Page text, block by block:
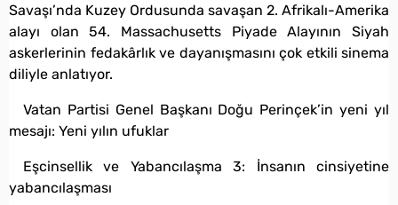
Savaşı’nda Kuzey Ordusunda savaşan 2. Afrikalı-Amerika
alayı olan 54. Massachusetts Piyade Alayının Siyah
askerlerinin fedakârlık ve dayanışmasını çok etkili sinema
diliyle anlatıyor.
Vatan Partisi Genel Başkanı Doğu Perinçek’in yeni yıl
mesajı: Yeni yılın ufuklar
Eşcinsellik ve Yabancılaşma 3: İnsanın cinsiyetine
yabancılaşması